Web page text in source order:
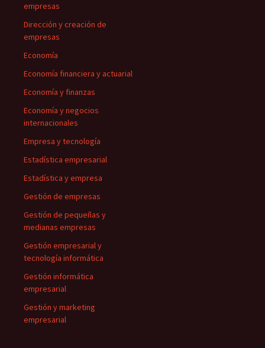
empresas
Dirección y creación de
empresas
Economía
Economía financiera y actuarial
Economía y finanzas
Economía y negocios
internacionales
Empresa y tecnología
Estadística empresarial
Estadística y empresa
Gestión de empresas
Gestión de pequeñas y
medianas empresas
Gestión empresarial y
tecnología informática
Gestión informática
empresarial
Gestión y marketing
empresarial